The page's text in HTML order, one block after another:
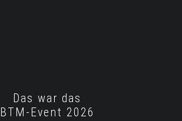
Das war das
BTM-Event 2026